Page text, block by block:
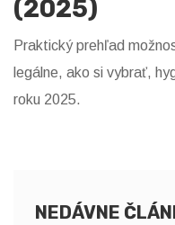
(2025)
Praktický prehľad
legálne, ako si vybrať,
roku 2025.
NEDÁVNE